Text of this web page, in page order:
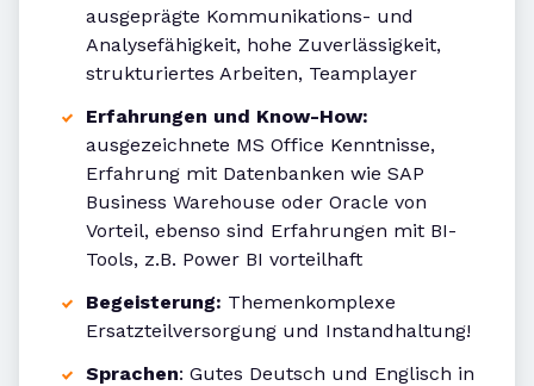
ausgeprägte Kommunikations- und
Analysefähigkeit, hohe Zuverlässigkeit,
strukturiertes Arbeiten, Teamplayer
Erfahrungen und Know-How:
ausgezeichnete MS Office Kenntnisse,
Erfahrung mit Datenbanken wie SAP
Business Warehouse oder Oracle von
Vorteil, ebenso sind Erfahrungen mit BI-
Tools, z.B. Power BI vorteilhaft
Begeisterung: Themenkomplexe
Ersatzteilversorgung und Instandhaltung!
Sprachen: Gutes Deutsch und Englisch in